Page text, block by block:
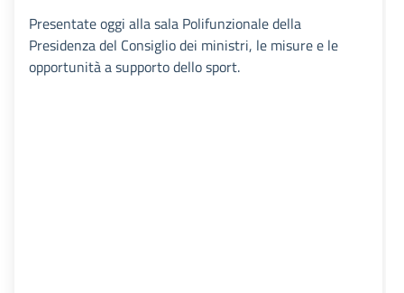
Presentate oggi alla sala Polifunzionale della
Presidenza del Consiglio dei ministri, le misure e le
opportunità a supporto dello sport.